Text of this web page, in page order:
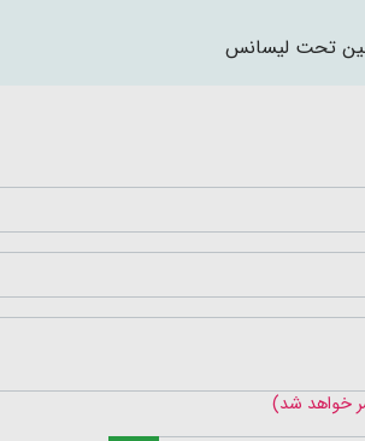
تحت لیسانس
خواهد شد)